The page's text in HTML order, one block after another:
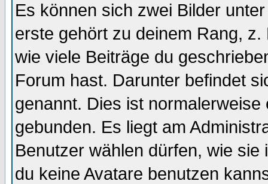
Es können sich zwei Bilder
erste gehört zu deinem Rang,
wie viele Beiträge du
Forum hast. Darunter befindet
genannt. Dies ist
gebunden. Es liegt am
Benutzer wählen dürfen, wie
du keine Avatare benutzen